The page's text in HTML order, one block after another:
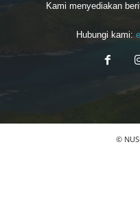
Kami menyediakan
Hubungi kami:
©